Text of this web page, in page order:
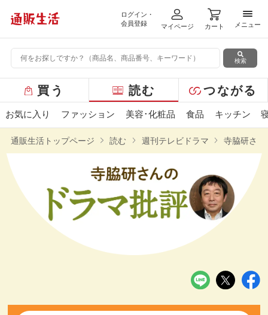
ログイン・
会員登録
マイページ カート
メニ
メニュー
検索
ー
バ
ニ
買う 読む つながる
お気に入り ファッション 美容･化粧品 食品 キッチン
通販生活トップページ 読む 週刊テレビドラマ 寺脇研さん